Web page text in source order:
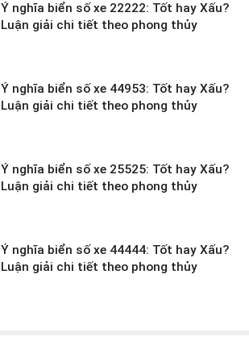
Ý nghĩa biển số xe 22222: Tốt hay Xấu?
Luận giải chi tiết theo phong thủy
Ý nghĩa biển số xe 44953: Tốt hay Xấu?
Luận giải chi tiết theo phong thủy
Ý nghĩa biển số xe 25525: Tốt hay Xấu?
Luận giải chi tiết theo phong thủy
Ý nghĩa biển số xe 44444: Tốt hay Xấu?
Luận giải chi tiết theo phong thủy